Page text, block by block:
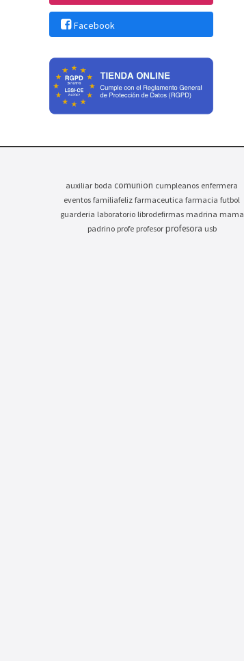
Facebook
auxiliar boda comunion cumpleanos enfermera
eventos familiafeliz farmaceutica farmacia futbol
guarderia laboratorio librodefirmas madrina mama
padrino profe profesor profesora usb